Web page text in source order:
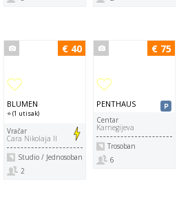
BLUMEN
⭐ (1 utisak)
Vračar
Cara Nikolaja II
Studio / Jednosoban
2
€ 40
PENTHAUS
Centar
Karnegijeva
Trosoban
6
€ 75